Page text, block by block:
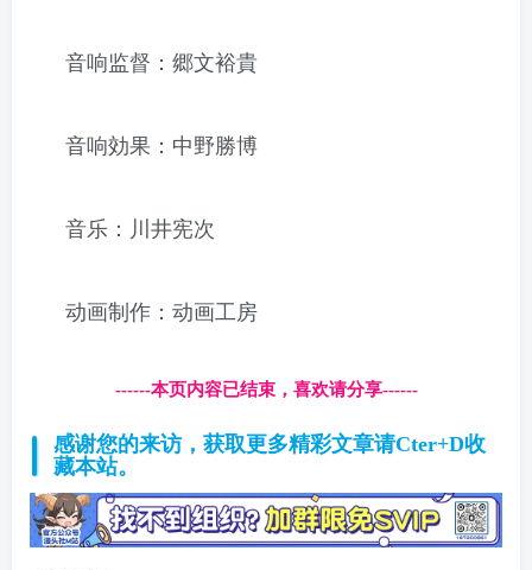
音响监督：郷文裕貴
音响効果：中野勝博
音乐：川井宪次
动画制作：动画工房
------本页内容已结束，喜欢请分享------
感谢您的来访，获取更多精彩文章请Cter+D收
藏本站。